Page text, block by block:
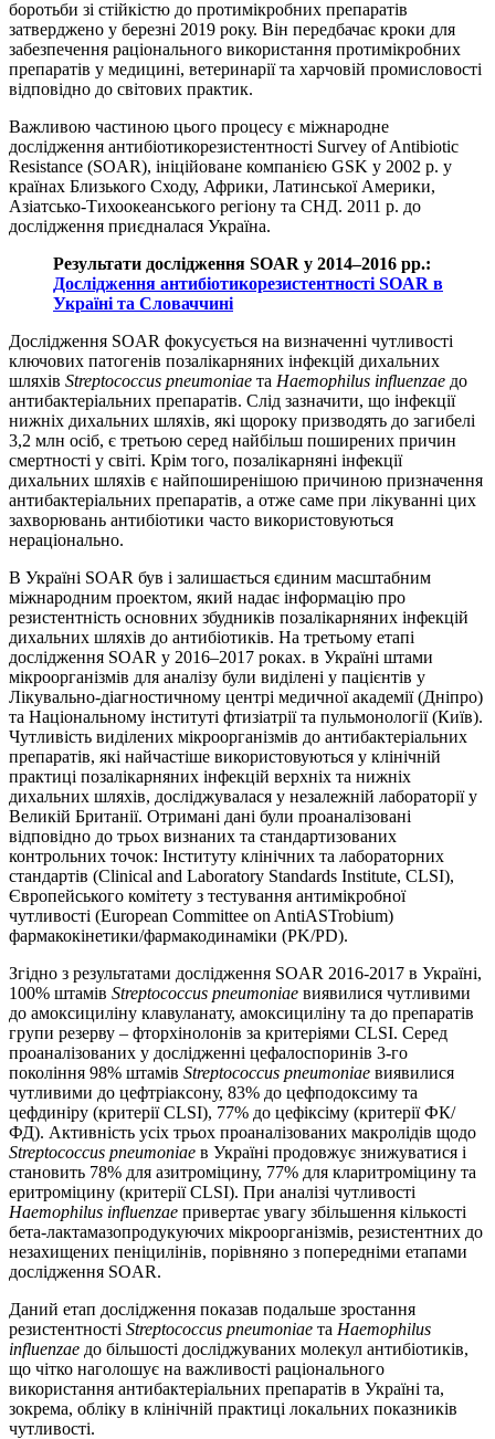
боротьби зі стійкістю до протимікробних препаратів
затверджено у березні 2019 року. Він передбачає кроки для
забезпечення раціонального використання протимікробних
препаратів у медицині, ветеринарії та харчовій промисловості
відповідно до світових практик.
Важливою частиною цього процесу є міжнародне
дослідження антибіотикорезистентності Survey of Antibiotic
Resistance (SOAR), ініційоване компанією GSK у 2002 р. у
країнах Близького Сходу, Африки, Латинської Америки,
Азіатсько-Тихоокеанського регіону та СНД. 2011 р. до
дослідження приєдналася Україна.
Результати дослідження SOAR у 2014–2016 рр.:
Дослідження антибіотикорезистентності SOAR в
Україні та Словаччині
Дослідження SOAR фокусується на визначенні чутливості
ключових патогенів позалікарняних інфекцій дихальних
шляхів Streptococcus pneumoniae та Haemophilus influenzae до
антибактеріальних препаратів. Слід зазначити, що інфекції
нижніх дихальних шляхів, які щороку призводять до загибелі
3,2 млн осіб, є третьою серед найбільш поширених причин
смертності у світі. Крім того, позалікарняні інфекції
дихальних шляхів є найпоширенішою причиною призначення
антибактеріальних препаратів, а отже саме при лікуванні цих
захворювань антибіотики часто використовуються
нераціонально.
В Україні SOAR був і залишається єдиним масштабним
міжнародним проектом, який надає інформацію про
резистентність основних збудників позалікарняних інфекцій
дихальних шляхів до антибіотиків. На третьому етапі
дослідження SOAR у 2016–2017 роках. в Україні штами
мікроорганізмів для аналізу були виділені у пацієнтів у
Лікувально-діагностичному центрі медичної академії (Дніпро)
та Національному інституті фтизіатрії та пульмонології (Київ).
Чутливість виділених мікроорганізмів до антибактеріальних
препаратів, які найчастіше використовуються у клінічній
практиці позалікарняних інфекцій верхніх та нижніх
дихальних шляхів, досліджувалася у незалежній лабораторії у
Великій Британії. Отримані дані були проаналізовані
відповідно до трьох визнаних та стандартизованих
контрольних точок: Інституту клінічних та лабораторних
стандартів (Clinical and Laboratory Standards Institute, CLSI),
Європейського комітету з тестування антимікробної
чутливості (European Committee on AntiASTrobіum)
фармакокінетики/фармакодинаміки (PK/PD).
Згідно з результатами дослідження SOAR 2016-2017 в Україні,
100% штамів Streptococcus pneumoniae виявилися чутливими
до амоксициліну клавуланату, амоксициліну та до препаратів
групи резерву – фторхінолонів за критеріями CLSI. Серед
проаналізованих у дослідженні цефалоспоринів 3-го
покоління 98% штамів Streptococcus pneumoniae виявилися
чутливими до цефтріаксону, 83% до цефподоксиму та
цефдиніру (критерії CLSI), 77% до цефіксіму (критерії ФК/
ФД). Активність усіх трьох проаналізованих макролідів щодо
Streptococcus pneumoniae в Україні продовжує знижуватися і
становить 78% для азитроміцину, 77% для кларитроміцину та
еритроміцину (критерії CLSI). При аналізі чутливості
Haemophilus influenzae привертає увагу збільшення кількості
бета-лактамазопродукуючих мікроорганізмів, резистентних до
незахищених пеніцилінів, порівняно з попередніми етапами
дослідження SOAR.
Даний етап дослідження показав подальше зростання
резистентності Streptococcus pneumoniae та Haemophilus
influenzae до більшості досліджуваних молекул антибіотиків,
що чітко наголошує на важливості раціонального
використання антибактеріальних препаратів в Україні та,
зокрема, обліку в клінічній практиці локальних показників
чутливості.